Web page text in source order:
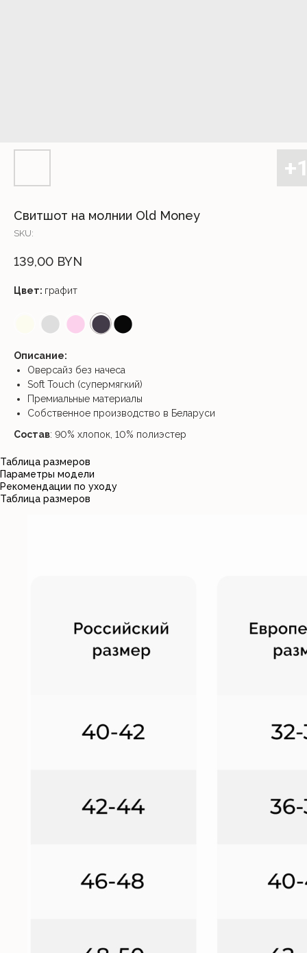
Свитшот на молнии Old Money
SKU:
139,00 BYN
Цвет: графит
⬤ ⬤ ⬤⬤
Описание:
Оверсайз без начеса
Soft Touch (супермягкий)
Премиальные материалы
Собственное производство в Беларуси
Состав: 90% хлопок, 10% полиэстер
Таблица размеров
Параметры модели
Рекомендации по уходу
Таблица размеров